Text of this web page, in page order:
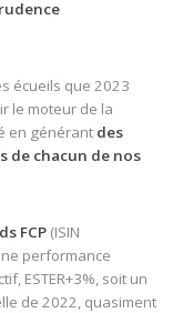
écueils que 2023
le moteur de la
en générant des
de chacun de nos
FCP (ISIN
performance
ESTER+3%, soit un
de 2022, quasiment